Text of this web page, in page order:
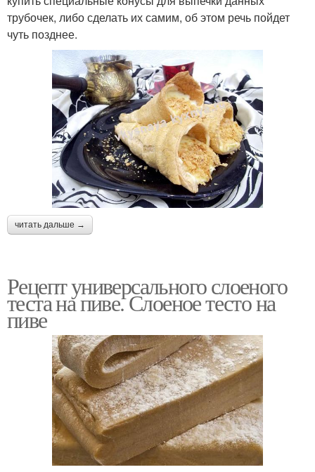
трубочек, либо сделать их самим, об этом речь пойдет
чуть позднее.
читать дальше →
Рецепт универсального слоеного
теста на пиве. Слоеное тесто на
пиве